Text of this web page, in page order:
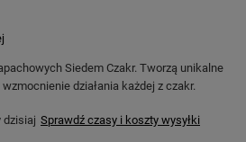
Siedem Czakr. Tworzą unikalne
działania każdej z czakr.
dzisiaj Sprawdź czasy i koszty wysyłki